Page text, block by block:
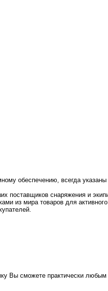
обеспечению, всегда
поставщиков снаряжения и
из мира товаров для активного
Вы сможете практически